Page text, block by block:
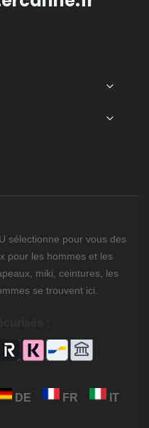
sélectionne pour vous des
pour les hommes et les
miki, ceintures, les
se trouvent ici.
DE FR IT